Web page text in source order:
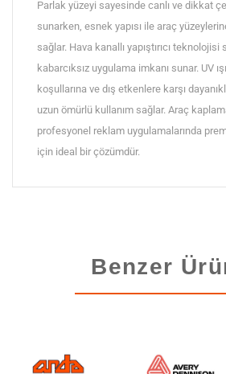
Parlak yüzeyi sayesinde canlı ve dikkat
sunarken, esnek yapısı ile araç
sağlar. Hava kanallı yapıştırıcı
kabarcıksız uygulama imkanı sunar. UV
koşullarına ve dış etkenlere karşı
uzun ömürlü kullanım sağlar. Araç
profesyonel reklam uygulamalarında
için ideal bir çözümdür.
Benzer